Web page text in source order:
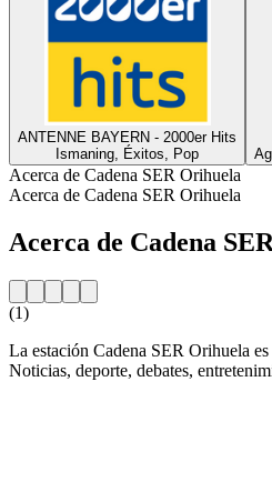
ANTENNE BAYERN - 2000er Hits
Ismaning, Éxitos, Pop
Acerca de Cadena SER Orihuela
Acerca de Cadena SER Orihuela
Acerca de Cadena
(1)
La estación Cadena SER Orihuela
Noticias, deporte, debates,